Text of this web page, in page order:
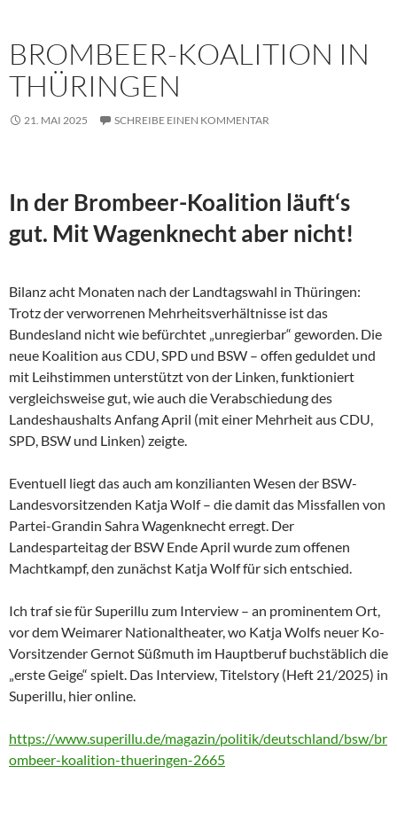
BROMBEER-KOALITION IN
THÜRINGEN
21. MAI 2025 SCHREIBE EINEN KOMMENTAR
In der Brombeer-Koalition läuft‘s
gut. Mit Wagenknecht aber nicht!
Bilanz acht Monaten nach der Landtagswahl in Thüringen:
Trotz der verworrenen Mehrheitsverhältnisse ist das
Bundesland nicht wie befürchtet „unregierbar“ geworden. Die
neue Koalition aus CDU, SPD und BSW – offen geduldet und
mit Leihstimmen unterstützt von der Linken, funktioniert
vergleichsweise gut, wie auch die Verabschiedung des
Landeshaushalts Anfang April (mit einer Mehrheit aus CDU,
SPD, BSW und Linken) zeigte.
Eventuell liegt das auch am konzilianten Wesen der BSW-
Landesvorsitzenden Katja Wolf – die damit das Missfallen von
Partei-Grandin Sahra Wagenknecht erregt. Der
Landesparteitag der BSW Ende April wurde zum offenen
Machtkampf, den zunächst Katja Wolf für sich entschied.
Ich traf sie für Superillu zum Interview – an prominentem Ort,
vor dem Weimarer Nationaltheater, wo Katja Wolfs neuer Ko-
Vorsitzender Gernot Süßmuth im Hauptberuf buchstäblich die
„erste Geige“ spielt. Das Interview, Titelstory (Heft 21/2025) in
Superillu, hier online.
https://www.superillu.de/magazin/politik/deutschland/bsw/br
ombeer-koalition-thueringen-2665